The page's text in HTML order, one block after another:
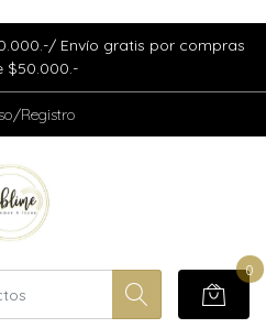
Envío gratis por compras
$50.000.-
Registro
0